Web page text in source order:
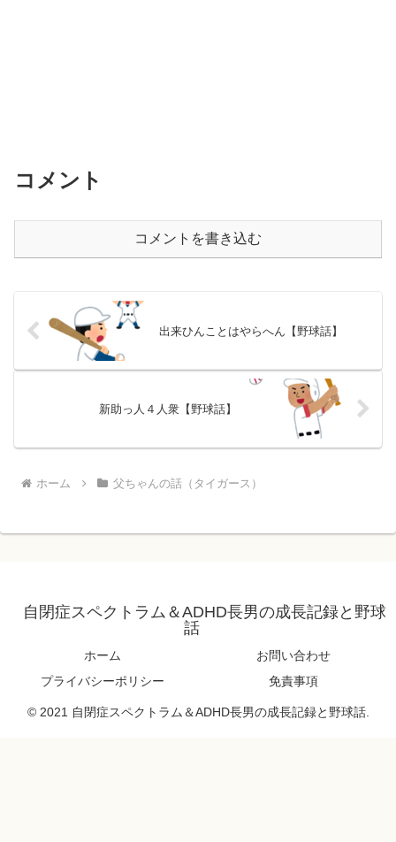
コメント
コメントを書き込む
出来ひんことはやらへん【野球話】
新助っ人４人衆【野球話】
ホーム 父ちゃんの話（タイガース）
自閉症スペクトラム＆ADHD長男の成長記録と野球
話
ホーム
お問い合わせ
プライバシーポリシー
免責事項
© 2021 自閉症スペクトラム＆ADHD長男の成長記録と野球話.